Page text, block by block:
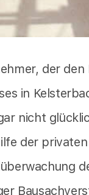
der den
in
nicht
der